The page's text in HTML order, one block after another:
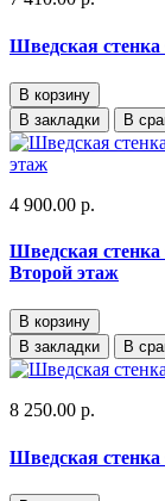
Шведская
В корзину
В закладки
В
4 900.00 р.
Шведская
Второй этаж
В корзину
В закладки
В
8 250.00 р.
Шведская